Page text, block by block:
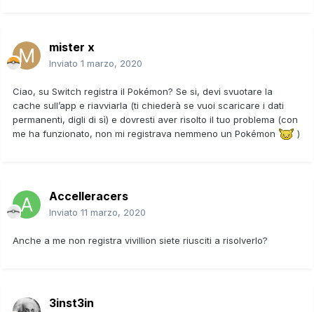
mister x
Inviato 1 marzo, 2020
Ciao, su Switch registra il Pokémon? Se si, devi svuotare la
cache sull’app e riavviarla (ti chiederà se vuoi scaricare i dati
permanenti, digli di sì) e dovresti aver risolto il tuo problema (con
me ha funzionato, non mi registrava nemmeno un Pokémon
)
Accelleracers
Inviato 11 marzo, 2020
Anche a me non registra vivillion siete riusciti a risolverlo?
3inst3in